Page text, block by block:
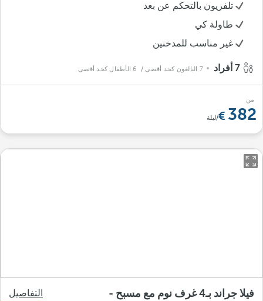
تلفزيون بالتحكم عن بعد
طاولة كي
غير مناسب للمدخنين
7 البالغون كحد أقصى / 6 الأطفال كحد أقصى
من
382 /ليلة
فيلا جراند بـ4 غرف نوم مع مسبح -
التفاصيل